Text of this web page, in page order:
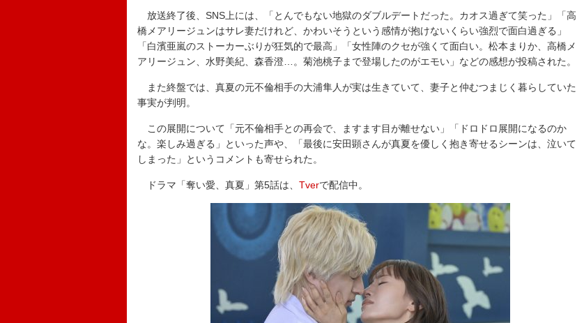
放送終了後、SNS上には、「とんでもない地獄のダブルデートだった。カオス過ぎて笑った」「高
橋メアリージュンはサレ妻だけれど、かわいそうという感情が抱けないくらい強烈で面白過ぎる」
「白濱亜嵐のストーカーぶりが狂気的で最高」「女性陣のクセが強くて面白い。松本まりか、高橋メ
アリージュン、水野美紀、森香澄…。菊池桃子まで登場したのがエモい」などの感想が投稿された。
また終盤では、真夏の元不倫相手の大浦隼人が実は生きていて、妻子と仲むつまじく暮らしていた
事実が判明。
この展開について「元不倫相手との再会で、ますます目が離せない」「ドロドロ展開になるのか
な。楽しみ過ぎる」といった声や、「最後に安田顕さんが真夏を優しく抱き寄せるシーンは、泣いて
しまった」というコメントも寄せられた。
ドラマ「奪い愛、真夏」第5話は、 Tverで配信中。